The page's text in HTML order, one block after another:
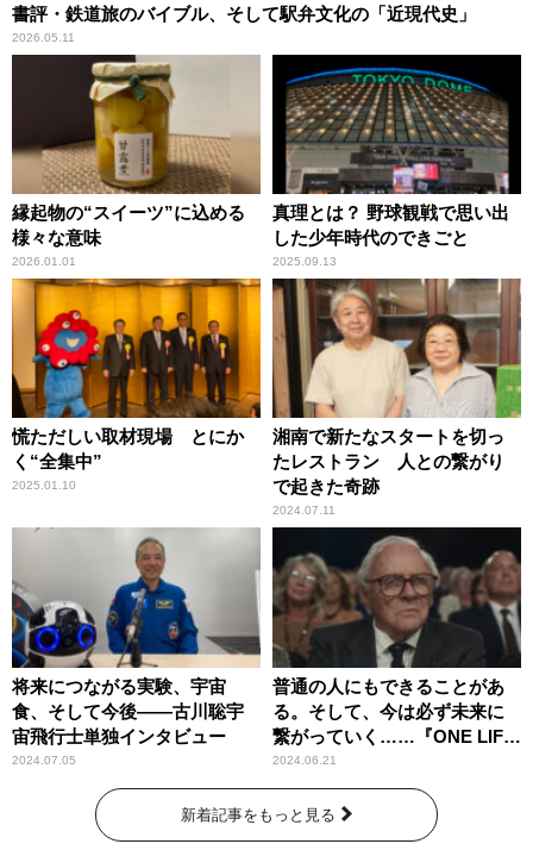
書評・鉄道旅のバイブル、そして駅弁文化の「近現代史」
2026.05.11
縁起物の“スイーツ”に込める
様々な意味
2026.01.01
真理とは？ 野球観戦で思い出
した少年時代のできごと
2025.09.13
慌ただしい取材現場 とにか
く“全集中”
2025.01.10
湘南で新たなスタートを切っ
たレストラン 人との繋がり
で起きた奇跡
2024.07.11
将来につながる実験、宇宙
食、そして今後――古川聡宇
宙飛行士単独インタビュー
2024.07.05
普通の人にもできることがあ
る。そして、今は必ず未来に
繋がっていく……『ONE LIFE
奇跡が繋いだ6000の命』
2024.06.21
新着記事をもっと見る